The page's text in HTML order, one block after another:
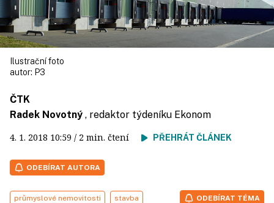
Ilustrační foto
autor: P3
ČTK
Radek Novotný , redaktor týdeníku Ekonom
4. 1. 2018 10:59 / 2 min. čtení PŘEHRÁT ČLÁNEK
ODEBÍRAT AUTORA
průmyslové nemovitosti stavba ODEBÍRAT TÉMA